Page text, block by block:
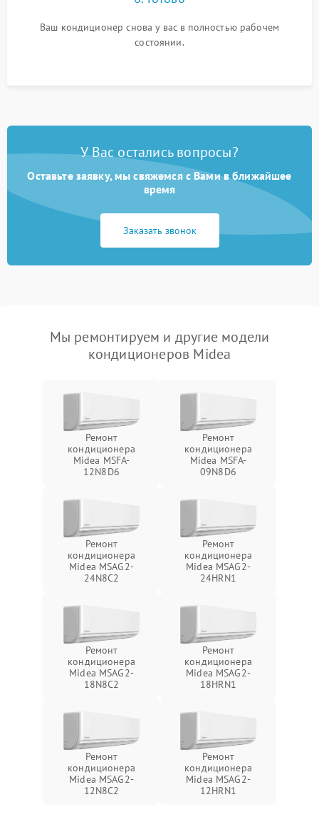
Ваш кондиционер снова у вас в полностью рабочем
состоянии.
У Вас остались вопросы?
Оставьте заявку, мы свяжемся с Вами в ближайшее
время
Заказать звонок
Мы ремонтируем и другие модели
кондиционеров Midea
Ремонт
кондиционера
Midea MSFA-
12N8D6
Ремонт
кондиционера
Midea MSFA-
09N8D6
Ремонт
кондиционера
Midea MSAG2-
24N8C2
Ремонт
кондиционера
Midea MSAG2-
24HRN1
Ремонт
кондиционера
Midea MSAG2-
18N8C2
Ремонт
кондиционера
Midea MSAG2-
18HRN1
Ремонт
кондиционера
Midea MSAG2-
12N8C2
Ремонт
кондиционера
Midea MSAG2-
12HRN1